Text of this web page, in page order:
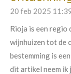
20 feb 2025
Rioja is een regio
wijnhuizen tot de
bestemming is
dit artikel neem ik